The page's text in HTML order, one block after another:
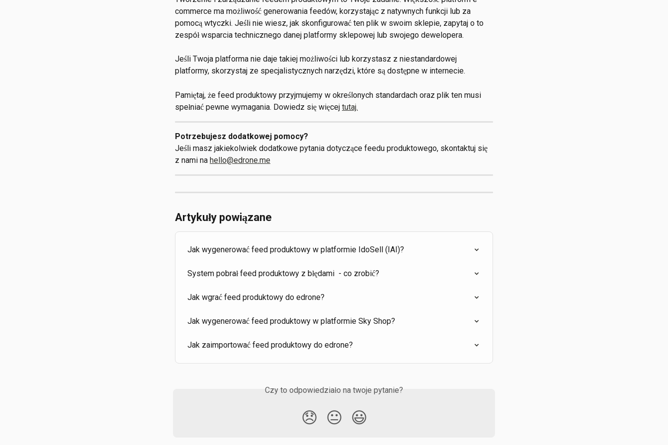
commerce ma możliwość generowania feedów, korzystając z natywnych funkcji lub za
pomocą wtyczki. Jeśli nie wiesz, jak skonfigurować ten plik w swoim sklepie, zapytaj o to
zespół wsparcia technicznego danej platformy sklepowej lub swojego dewelopera.
Jeśli Twoja platforma nie daje takiej możliwości lub korzystasz z niestandardowej
platformy, skorzystaj ze specjalistycznych narzędzi, które są dostępne w internecie.
Pamiętaj, że feed produktowy przyjmujemy w określonych standardach oraz plik ten musi
spełniać pewne wymagania. Dowiedz się więcej tutaj.
Potrzebujesz dodatkowej pomocy?
Jeśli masz jakiekolwiek dodatkowe pytania dotyczące feedu produktowego, skontaktuj się
z nami na hello@edrone.me
Artykuły powiązane
Jak wygenerować feed produktowy w platformie IdoSell (IAI)?
System pobrał feed produktowy z błędami  - co zrobić?
Jak wgrać feed produktowy do edrone?
Jak wygenerować feed produktowy w platformie Sky Shop?
Jak zaimportować feed produktowy do edrone?
Czy to odpowiedziało na twoje pytanie?
😞 😐 😃